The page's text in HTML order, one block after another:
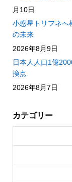
月10日
小惑星トリフネ
の未来
2026年8月9日
日本人人口1億
換点
2026年8月7日
カテゴリー